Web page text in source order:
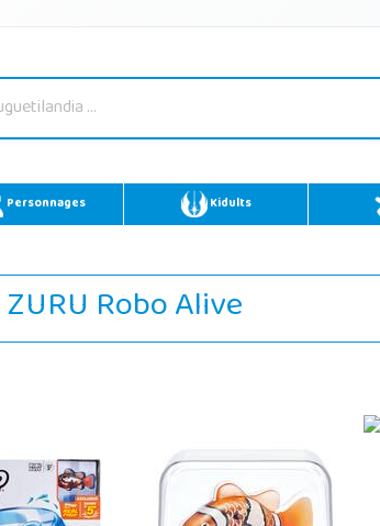
Personnages Kidults
ZURU Robo Alive